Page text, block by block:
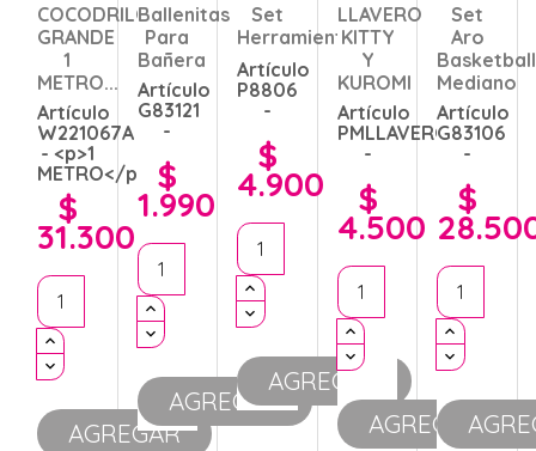
COCODRILO
GRANDE
1
METRO...
Artículo
W221067A
- <p>1
METRO</p>
Precio
$
31.300
AGREGAR
Ballenitas
Para
Bañera
Artículo
G83121
-
Precio
$
1.990
AGREGAR
Set
Herramientas
Artículo
P8806
-
Precio
$
4.900
AGREGAR
LLAVERO
KITTY
Y
KUROMI
Artículo
PMLLAVERO
-
Precio
$
4.500
AGREGAR
Set
Aro
Basketball
Mediano
Artículo
G83106
-
Precio
$